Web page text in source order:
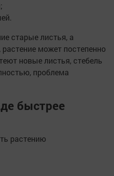
старые листья, а
может постепенно
новые листья, стебель
проблема
быстрее
растению